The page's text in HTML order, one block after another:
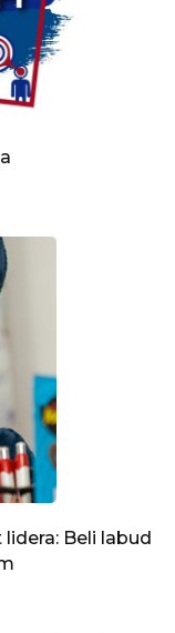
Beli labud